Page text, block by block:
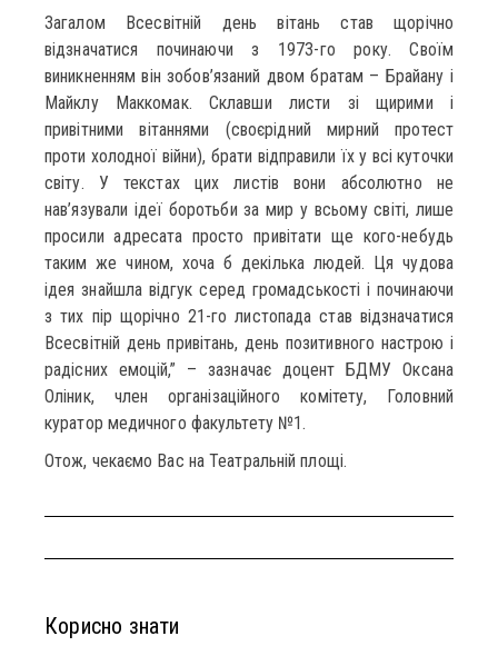
Загалом Всесвітній день вітань став щорічно
відзначатися починаючи з 1973-го року. Своїм
виникненням він зобов’язаний двом братам – Брайану і
Майклу Маккомак. Склавши листи зі щирими і
привітними вітаннями (своєрідний мирний протест
проти холодної війни), брати відправили їх у всі куточки
світу. У текстах цих листів вони абсолютно не
нав’язували ідеї боротьби за мир у всьому світі, лише
просили адресата просто привітати ще кого-небудь
таким же чином, хоча б декілька людей. Ця чудова
ідея знайшла відгук серед громадськості і починаючи
з тих пір щорічно 21-го листопада став відзначатися
Всесвітній день привітань, день позитивного настрою і
радісних емоцій,” – зазначає доцент БДМУ Оксана
Оліник, член організаційного комітету, Головний
куратор медичного факультету №1.
Отож, чекаємо Вас на Театральній площі.
Корисно знати